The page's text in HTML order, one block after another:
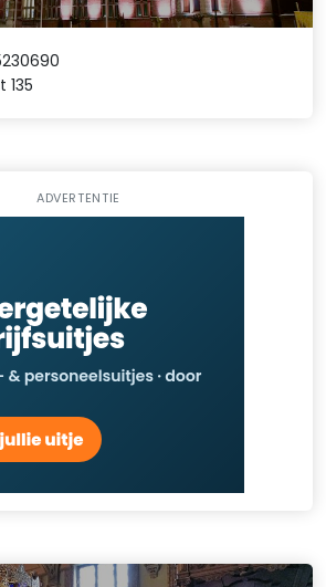
135
ADVERTENTIE